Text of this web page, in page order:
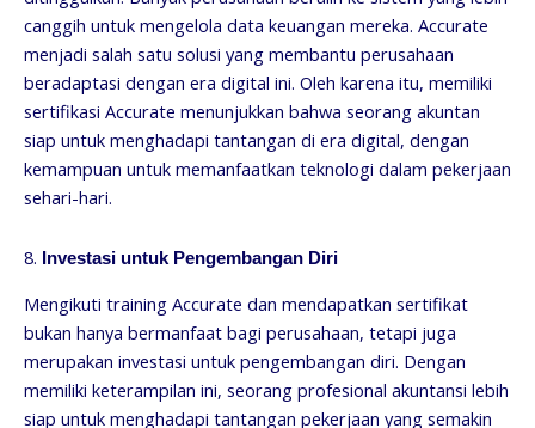
canggih untuk mengelola data keuangan mereka. Accurate
menjadi salah satu solusi yang membantu perusahaan
beradaptasi dengan era digital ini. Oleh karena itu, memiliki
sertifikasi Accurate menunjukkan bahwa seorang akuntan
siap untuk menghadapi tantangan di era digital, dengan
kemampuan untuk memanfaatkan teknologi dalam pekerjaan
sehari-hari.
8. Investasi untuk Pengembangan Diri
Mengikuti training Accurate dan mendapatkan sertifikat
bukan hanya bermanfaat bagi perusahaan, tetapi juga
merupakan investasi untuk pengembangan diri. Dengan
memiliki keterampilan ini, seorang profesional akuntansi lebih
siap untuk menghadapi tantangan pekerjaan yang semakin